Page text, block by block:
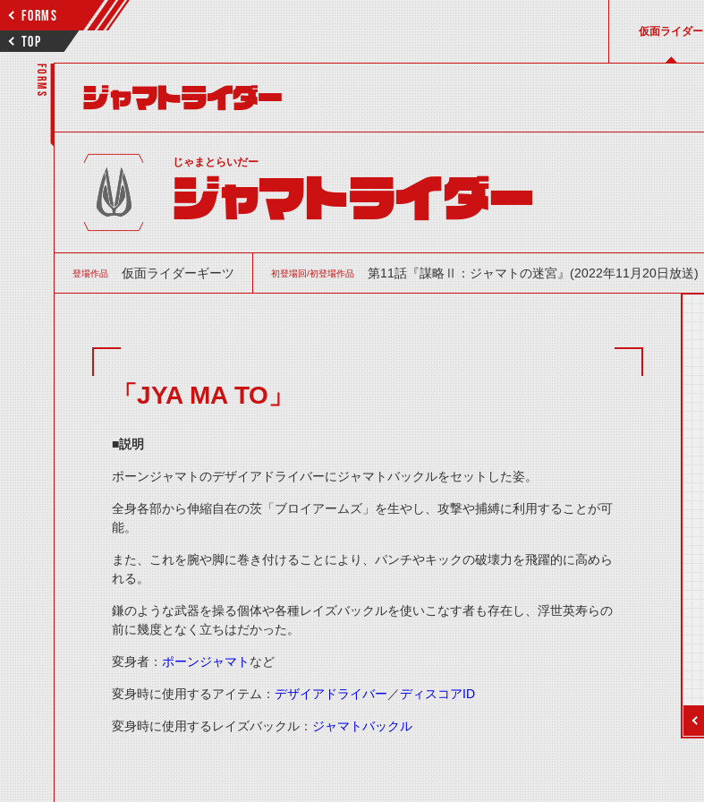
FORMS
TOP
仮面ライダー
FORMS
ジャマトライダー
じゃまとらいだー
ジャマトライダー
登場作品 仮面ライダーギーツ 初登場回/初登場作品 第11話『謀略Ⅱ：ジャマトの迷宮』(2022年11月20日放送)
「JYA MA TO」
■説明
ポーンジャマトのデザイアドライバーにジャマトバックルをセットした姿。
全身各部から伸縮自在の茨「ブロイアームズ」を生やし、攻撃や捕縛に利用することが可
能。
また、これを腕や脚に巻き付けることにより、パンチやキックの破壊力を飛躍的に高めら
れる。
鎌のような武器を操る個体や各種レイズバックルを使いこなす者も存在し、浮世英寿らの
前に幾度となく立ちはだかった。
変身者： ポーンジャマト など
変身時に使用するアイテム： デザイアドライバー ／ディスコアID
変身時に使用するレイズバックル： ジャマトバックル